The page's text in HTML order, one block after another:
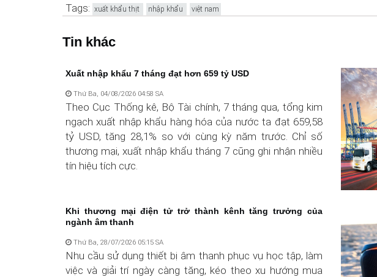
Tags: xuất khẩu thịt nhập khẩu việt nam
Tin khác
Xuất nhập khẩu 7 tháng đạt hơn 659 tỷ USD
Thứ Ba, 04/08/2026 04:58 SA
Theo Cục Thống kê, Bộ Tài chính, 7 tháng qua, tổng kim
ngạch xuất nhập khẩu hàng hóa của nước ta đạt 659,58
tỷ USD, tăng 28,1% so với cùng kỳ năm trước. Chỉ số
thương mại, xuất nhập khẩu tháng 7 cũng ghi nhận nhiều
tín hiệu tích cực.
Khi thương mại điện tử trở thành kênh tăng trưởng của
ngành âm thanh
Thứ Ba, 28/07/2026 05:15 SA
Nhu cầu sử dụng thiết bị âm thanh phục vụ học tập, làm
việc và giải trí ngày càng tăng, kéo theo xu hướng mua